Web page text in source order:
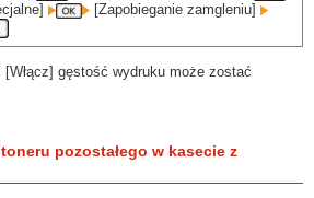
[Zapobieganie zamgleniu]
gęstość wydruku może zostać
pozostałego w kasecie z